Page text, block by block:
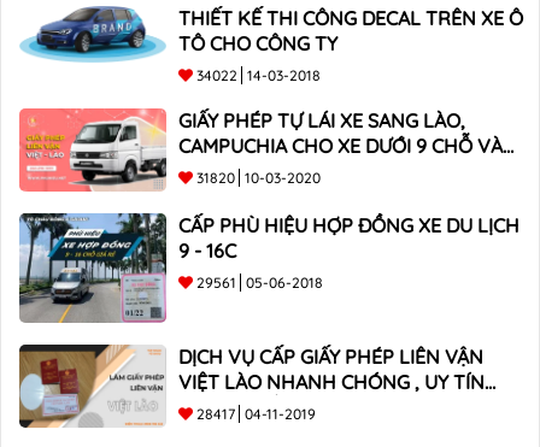
THIẾT KẾ THI CÔNG DECAL TRÊN XE Ô
TÔ CHO CÔNG TY
34022 14-03-2018
GIẤY PHÉP TỰ LÁI XE SANG LÀO,
CAMPUCHIA CHO XE DƯỚI 9 CHỖ VÀ
XE BÁN TẢI
31820 10-03-2020
CẤP PHÙ HIỆU HỢP ĐỒNG XE DU LỊCH
9 - 16C
29561 05-06-2018
DỊCH VỤ CẤP GIẤY PHÉP LIÊN VẬN
VIỆT LÀO NHANH CHÓNG , UY TÍN
TOÀN QUỐC
28417 04-11-2019